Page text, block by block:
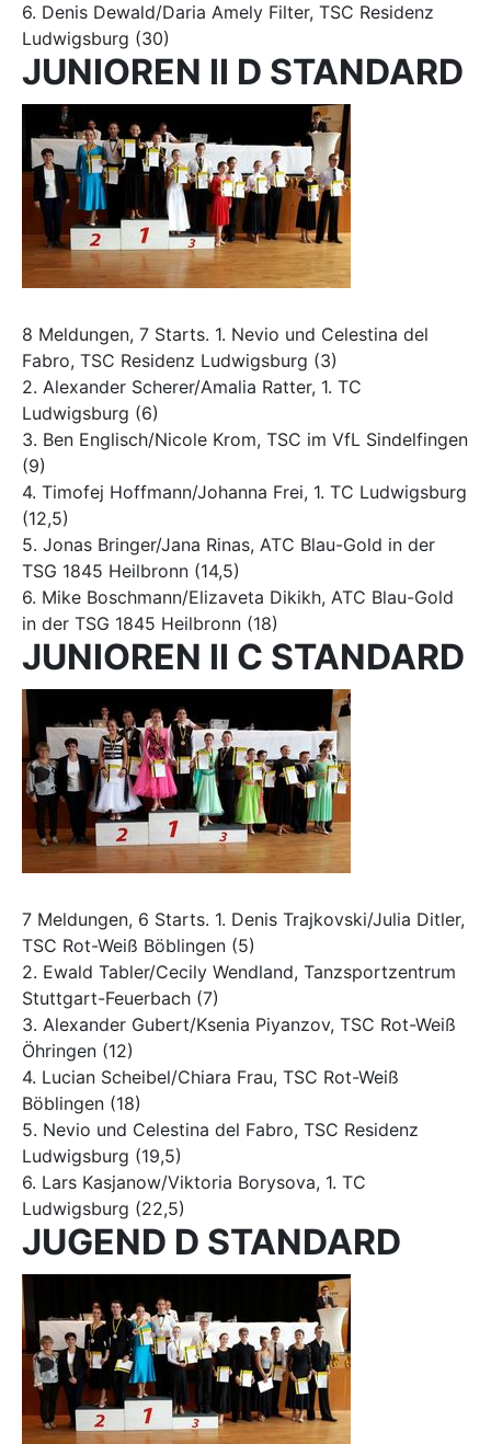
6. Denis Dewald/Daria Amely Filter, TSC Residenz
Ludwigsburg (30)
JUNIOREN II D STANDARD
8 Meldungen, 7 Starts. 1. Nevio und Celestina del
Fabro, TSC Residenz Ludwigsburg (3)
2. Alexander Scherer/Amalia Ratter, 1. TC
Ludwigsburg (6)
3. Ben Englisch/Nicole Krom, TSC im VfL Sindelfingen
(9)
4. Timofej Hoffmann/Johanna Frei, 1. TC Ludwigsburg
(12,5)
5. Jonas Bringer/Jana Rinas, ATC Blau-Gold in der
TSG 1845 Heilbronn (14,5)
6. Mike Boschmann/Elizaveta Dikikh, ATC Blau-Gold
in der TSG 1845 Heilbronn (18)
JUNIOREN II C STANDARD
7 Meldungen, 6 Starts. 1. Denis Trajkovski/Julia Ditler,
TSC Rot-Weiß Böblingen (5)
2. Ewald Tabler/Cecily Wendland, Tanzsportzentrum
Stuttgart-Feuerbach (7)
3. Alexander Gubert/Ksenia Piyanzov, TSC Rot-Weiß
Öhringen (12)
4. Lucian Scheibel/Chiara Frau, TSC Rot-Weiß
Böblingen (18)
5. Nevio und Celestina del Fabro, TSC Residenz
Ludwigsburg (19,5)
6. Lars Kasjanow/Viktoria Borysova, 1. TC
Ludwigsburg (22,5)
JUGEND D STANDARD